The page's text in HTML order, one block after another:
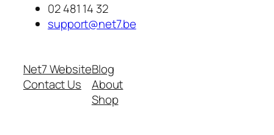
02 481 14 32
support@net7.be
Net7 Website
Contact Us
Blog
About
Shop